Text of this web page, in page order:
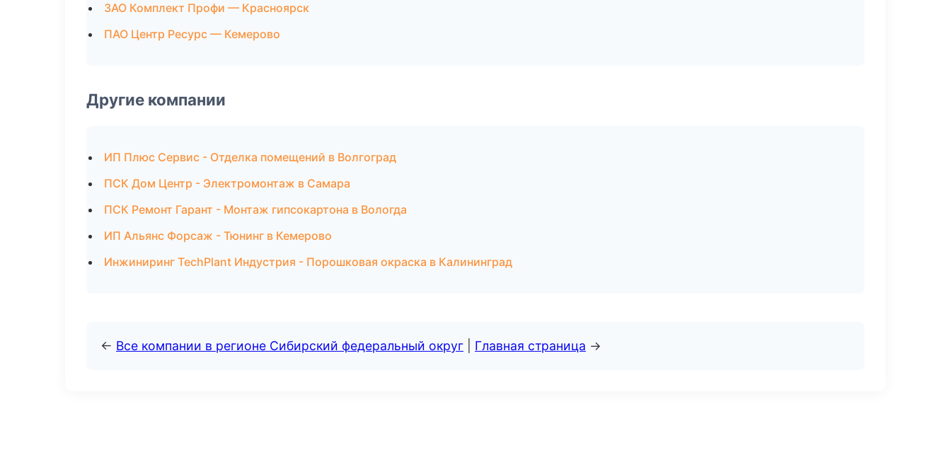
ЗАО Комплект Профи — Красноярск
ПАО Центр Ресурс — Кемерово
Другие компании
ИП Плюс Сервис - Отделка помещений в Волгоград
ПСК Дом Центр - Электромонтаж в Самара
ПСК Ремонт Гарант - Монтаж гипсокартона в Вологда
ИП Альянс Форсаж - Тюнинг в Кемерово
Инжиниринг TechPlant Индустрия - Порошковая окраска в Калининград
← Все компании в регионе Сибирский федеральный округ Главная страница →